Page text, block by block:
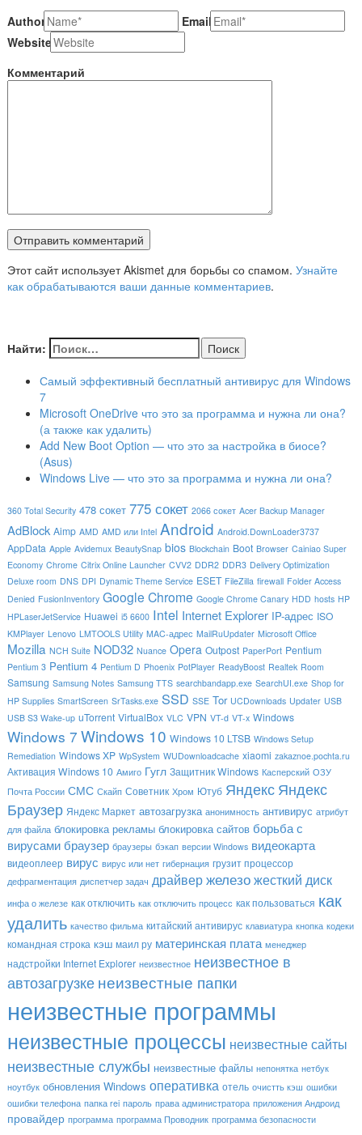
Author
Email
Website
Комментарий
Этот сайт использует Akismet для борьбы со спамом. Узнайте
как обрабатываются ваши данные комментариев.
Найти:
Самый эффективный бесплатный антивирус для Windows
7
Microsoft OneDrive что это за программа и нужна ли она?
(а также как удалить)
Add New Boot Option — что это за настройка в биосе?
(Asus)
Windows Live — что это за программа и нужна ли она?
360 Total Security 478 сокет 775 сокет 2066 сокет Acer Backup Manager
AdBlock Aimp AMD AMD или Intel Android Android.DownLoader3737
AppData Apple Avidemux BeautySnap bios Blockchain Boot Browser Cainiao Super
Economy Chrome Citrix Online Launcher CVV2 DDR2 DDR3 Delivery Optimization
Deluxe room DNS DPI Dynamic Theme Service ESET FileZilla firewall Folder Access
Denied FusionInventory Google Chrome Google Chrome Canary HDD hosts HP
HPLaserJetService Huawei i5 6600 Intel Internet Explorer IP-адрес ISO
KMPlayer Lenovo LMTOOLS Utility MAC-адрес MailRuUpdater Microsoft Office
Mozilla NCH Suite NOD32 Nuance Opera Outpost PaperPort Pentium
Pentium 3 Pentium 4 Pentium D Phoenix PotPlayer ReadyBoost Realtek Room
Samsung Samsung Notes Samsung TTS searchbandapp.exe SearchUI.exe Shop for
HP Supplies SmartScreen SrTasks.exe SSD SSE Tor UCDownloads Updater USB
USB S3 Wake-up uTorrent VirtualBox VLC VPN VT-d VT-x Windows
Windows 7 Windows 10 Windows 10 LTSB Windows Setup
Remediation Windows XP WpSystem WUDownloadcache xiaomi zakaznoe.pochta.ru
Активация Windows 10 Амиго Гугл Защитник Windows Касперский ОЗУ
Почта России СМС Скайп Советник Хром Ютуб Яндекс Яндекс
Браузер Яндекс Маркет автозагрузка анонимность антивирус атрибут
для файла блокировка рекламы блокировка сайтов борьба с
вирусами браузер браузеры бэкап версии Windows видеокарта
видеоплеер вирус вирус или нет гибернация грузит процессор
дефрагментация диспетчер задач драйвержелезожесткий диск
инфа о железе как отключить как отключить процесс как пользоваться как
удалить качество фильма китайский антивирус клавиатура кнопка кодеки
командная строка кэш маил ру материнская плата менеджер
надстройки Internet Explorer неизвестное неизвестное в
автозагрузкенеизвестные папки
неизвестные программы
неизвестные процессы неизвестные сайты
неизвестные службы неизвестные файлы непонятка нетбук
ноутбук обновления Windows оперативка отель очистть кэш ошибки
ошибки телефона папка rei пароль права администратора приложения Андроид
провайдер программа программа Проводник программа безопасности